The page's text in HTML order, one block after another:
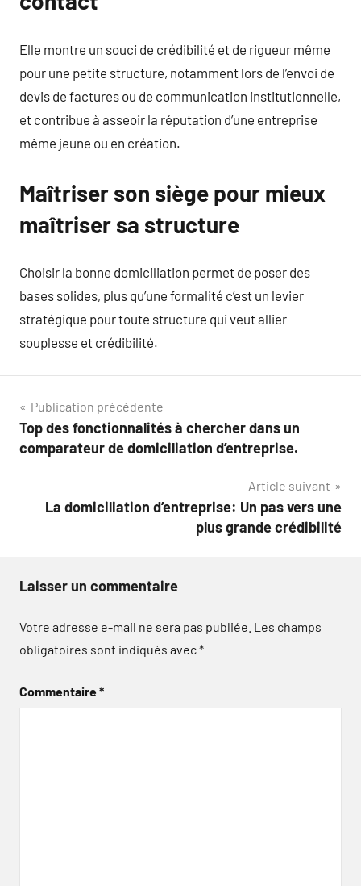
Elle montre un souci de crédibilité et de rigueur même
pour une petite structure, notamment lors de l’envoi de
devis de factures ou de communication institutionnelle,
et contribue à asseoir la réputation d’une entreprise
même jeune ou en création.
Maîtriser son siège pour mieux
maîtriser sa structure
Choisir la bonne domiciliation permet de poser des
bases solides, plus qu’une formalité c’est un levier
stratégique pour toute structure qui veut allier
souplesse et crédibilité.
Navigation
de
Publication précédente
Top des fonctionnalités à chercher dans un
comparateur de domiciliation d’entreprise.
Article suivant
La domiciliation d’entreprise: Un pas vers une
plus grande crédibilité
Laisser un commentaire
Votre adresse e-mail ne sera pas publiée. Les champs
obligatoires sont indiqués avec*
Commentaire*